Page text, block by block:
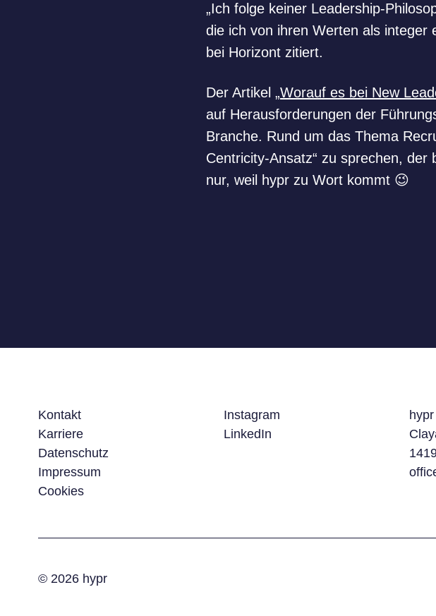
„Ich folge keiner Leadership-
die ich von ihren Werten als integer
bei Horizont zitiert.
Der Artikel „Worauf es bei New
auf Herausforderungen der
Branche. Rund um das Thema
Centricity-Ansatz“ zu sprechen,
nur, weil hypr zu Wort kommt 😉
Kontakt
Karriere
Datenschutz
Impressum
Cookies
Instagram
LinkedIn
hypr
© 2026 hypr